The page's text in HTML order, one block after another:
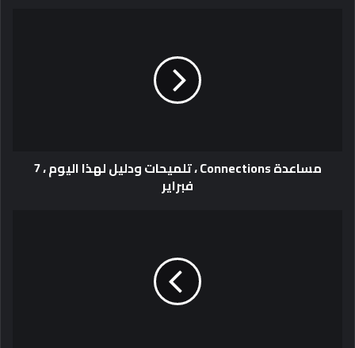
مساعدة Connections ، تلميحات ودليل لهذا اليوم ، 7
فبراير